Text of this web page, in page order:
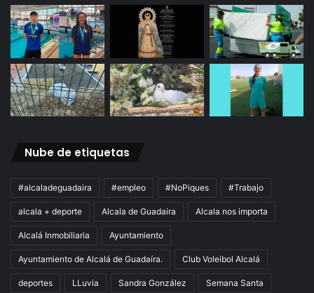
Nube de etiquetas
#alcaladeguadaira #empleo #NoPiques #Trabajo
alcala + deporte Alcala de Guadaira Alcala nos importa
Alcalá Inmobiliaria Ayuntamiento
Ayuntamiento de Alcalá de Guadaíra. Club Voleibol Alcalá
deportes LLuvia Sandra González Semana Santa